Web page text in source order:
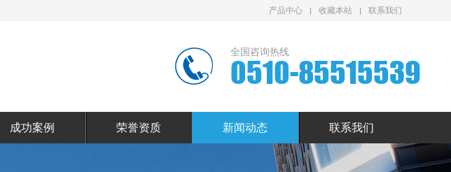
产品中心 收藏本站 联系我们
全国咨询热线
0510-85515539
成功案例 荣誉资质 新闻动态 联系我们